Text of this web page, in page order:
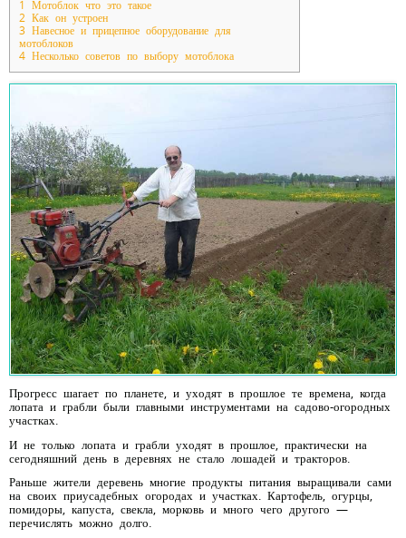
1 Мотоблок что это такое
2 Как он устроен
3 Навесное и прицепное оборудование для
мотоблоков
4 Несколько советов по выбору мотоблока
Прогресс шагает по планете, и уходят в прошлое те времена, когда
лопата и грабли были главными инструментами на садово-огородных
участках.
И не только лопата и грабли уходят в прошлое, практически на
сегодняшний день в деревнях не стало лошадей и тракторов.
Раньше жители деревень многие продукты питания выращивали сами
на своих приусадебных огородах и участках. Картофель, огурцы,
помидоры, капуста, свекла, морковь и много чего другого —
перечислять можно долго.